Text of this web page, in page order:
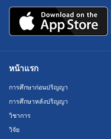
หน้าแรก
การศึกษาก่อนปริญญา
การศึกษาหลังปริญญา
วิชาการ
วิจัย